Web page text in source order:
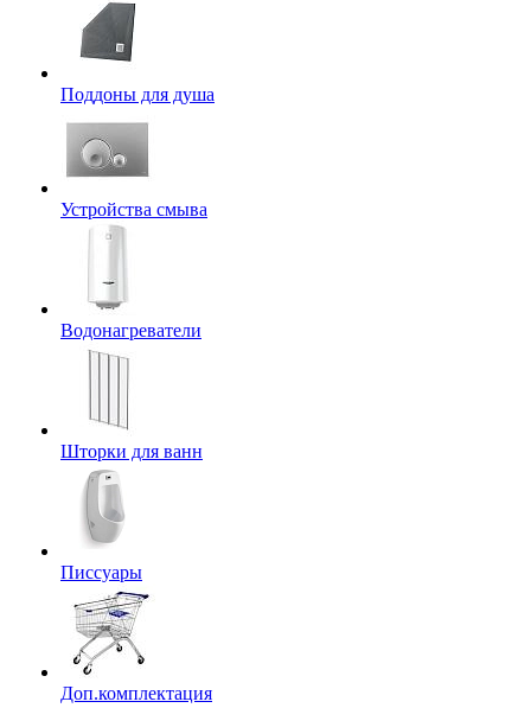
Поддоны для душа
Устройства смыва
Водонагреватели
Шторки для ванн
Писсуары
Доп.комплектация